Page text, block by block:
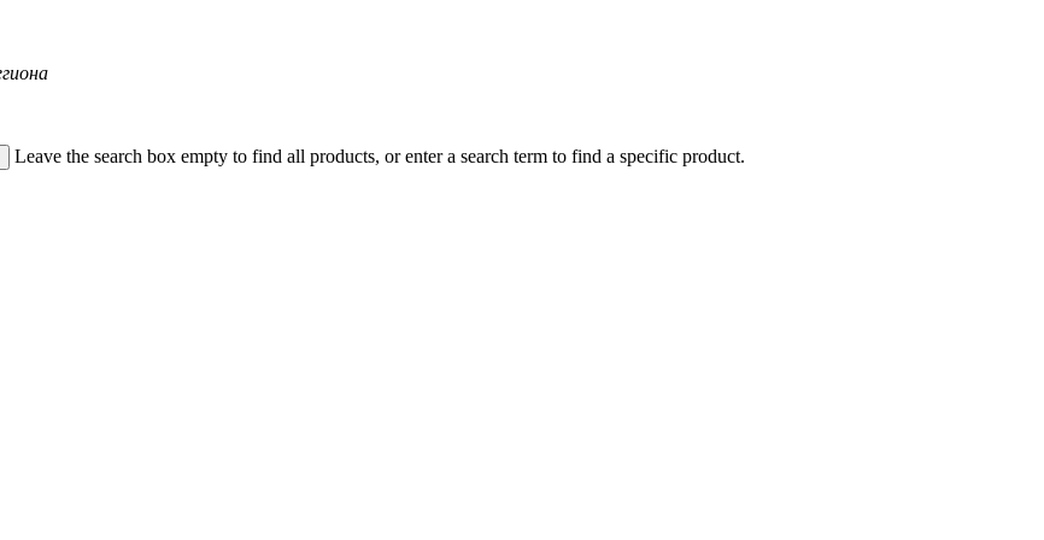
Leave the search box empty to find all products, or enter a search term to find a specific product.